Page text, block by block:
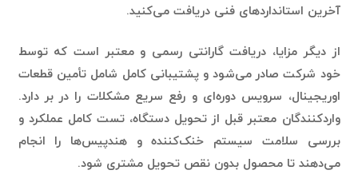
خود شرکت صادر می‌شود و پشتیبانی کامل شامل تأمین قطعات
اوریجینال، سرویس دوره‌ای و رفع سریع مشکلات را در بر دارد.
واردکنندگان معتبر قبل از تحویل دستگاه، تست کامل عملکرد و
بررسی سلامت سیستم خنک‌کننده و هندپیس‌ها را انجام
می‌دهند تا محصول بدون نقص تحویل مشتری شود.